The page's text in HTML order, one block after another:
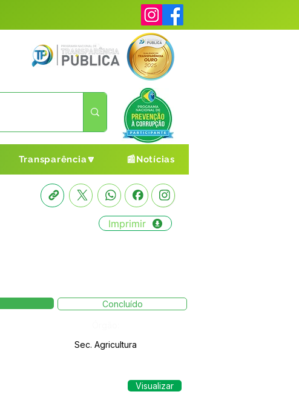
Transparência🔽 📰Notícias
Imprimir
Concluído
Sec. Agricultura
Visualizar